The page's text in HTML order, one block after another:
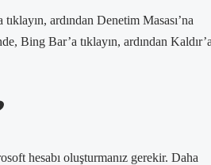
ardından Denetim Masası’na
Bing Bar’a tıklayın, ardından
hesabı oluşturmanız gerekir. Daha